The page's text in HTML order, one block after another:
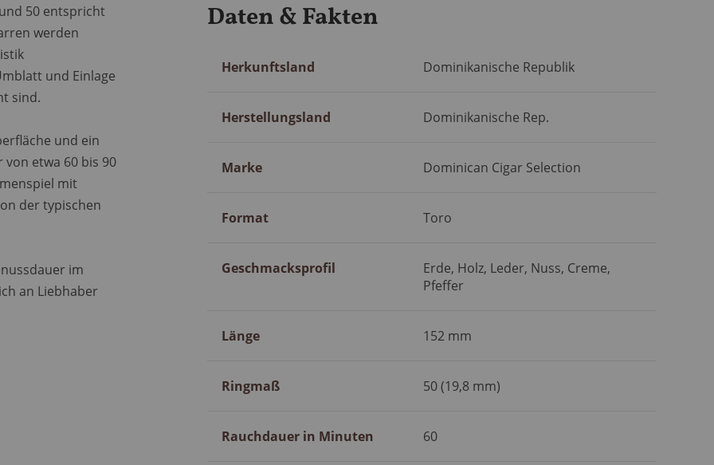
50 entspricht
werden
und Einlage
sind.
und ein
von etwa 60 bis 90
mit
der typischen
im
an Liebhaber
Daten & Fakten
Mehr
Herkunftsland Dominikanische Republik
Herstellungsland Dominikanische Rep.
Marke Dominican Cigar Selection
Format Toro
Geschmacksprofil
Erde, Holz, Leder, Nuss, Creme,
Pfeffer
Länge 152 mm
Ringmaß 50 (19,8 mm)
Rauchdauer in Minuten 60